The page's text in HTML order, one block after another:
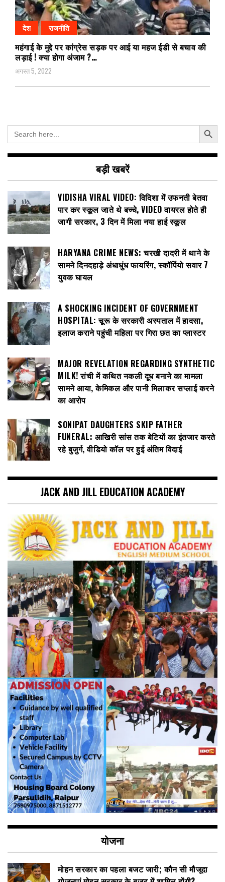
देश राजनीति
महंगाई के मुद्दे पर कांग्रेस सड़क पर आई या महज ईडी से बचाव की
लड़ाई ! क्या होगा अंजाम ?…
अगस्त 5, 2022
Search
for:
Search Button
बड़ी खबरें
VIDISHA VIRAL VIDEO: विदिशा में उफनती बेतवा
पार कर स्कूल जाते थे बच्चे, VIDEO वायरल होते ही
जागी सरकार, 3 दिन में मिला नया हाई स्कूल
HARYANA CRIME NEWS: चरखी दादरी में थाने के
सामने दिनदहाड़े अंधाधुंध फायरिंग, स्कॉर्पियो सवार 7
युवक घायल
A SHOCKING INCIDENT OF GOVERNMENT
HOSPITAL: चूरू के सरकारी अस्पताल में हादसा,
इलाज कराने पहुंची महिला पर गिरा छत का प्लास्टर
MAJOR REVELATION REGARDING SYNTHETIC
MILK! रांची में कथित नकली दूध बनाने का मामला
सामने आया, केमिकल और पानी मिलाकर सप्लाई करने
का आरोप
SONIPAT DAUGHTERS SKIP FATHER
FUNERAL: आखिरी सांस तक बेटियों का इंतजार करते
रहे बुजुर्ग, वीडियो कॉल पर हुई अंतिम विदाई
JACK AND JILL EDUCATION ACADEMY
योजना
मोहन सरकार का पहला बजट जारी; कौन सी मौजूदा